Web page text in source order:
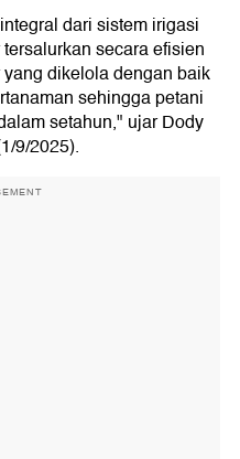
dari sistem irigasi
secara efisien
dikelola dengan baik
sehingga petani
setahun," ujar Dody
9/2025).